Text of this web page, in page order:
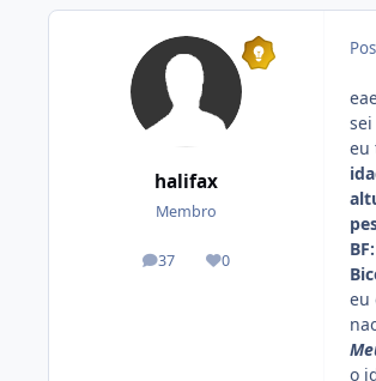
halifax
Membro
37
posts 0
Reputação
eu
BF:
eu
o